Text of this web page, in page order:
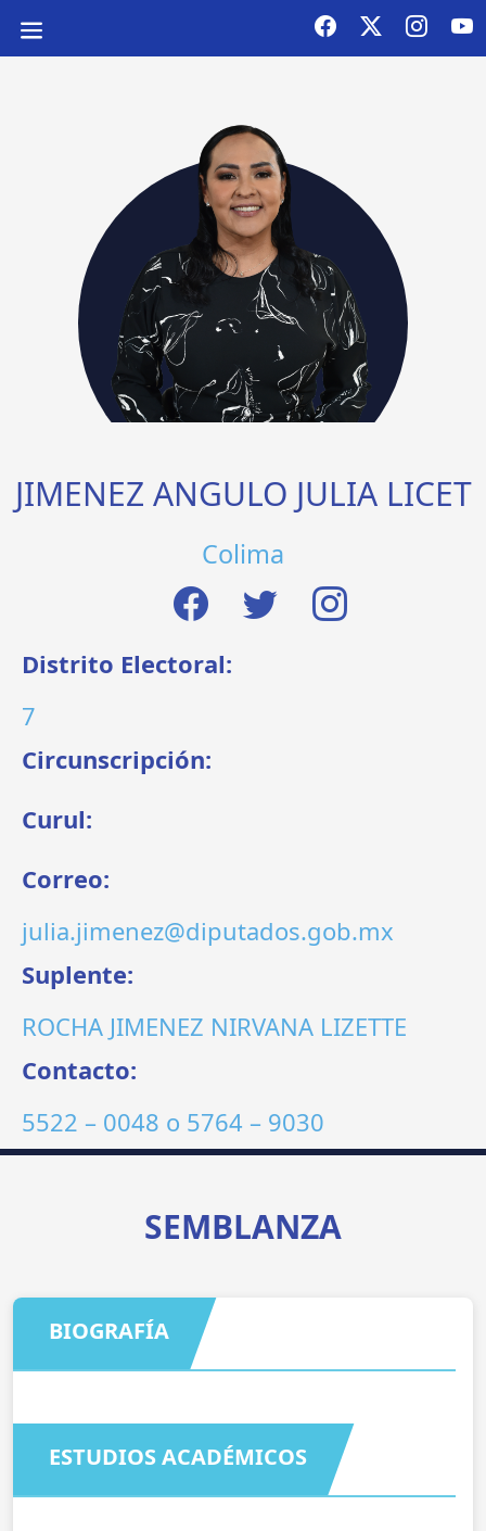
JIMENEZ ANGULO JULIA LICET
Colima
Distrito Electoral:
7
Circunscripción:
Curul:
Correo:
julia.jimenez@diputados.gob.mx
Suplente:
ROCHA JIMENEZ NIRVANA LIZETTE
Contacto:
5522 – 0048 o 5764 – 9030
SEMBLANZA
BIOGRAFÍA
ESTUDIOS ACADÉMICOS